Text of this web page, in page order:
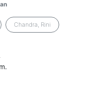
Chandra, Rini